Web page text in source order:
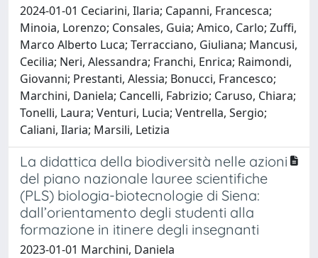
2024-01-01 Ceciarini, Ilaria; Capanni, Francesca;
Minoia, Lorenzo; Consales, Guia; Amico, Carlo; Zuffi,
Marco Alberto Luca; Terracciano, Giuliana; Mancusi,
Cecilia; Neri, Alessandra; Franchi, Enrica; Raimondi,
Giovanni; Prestanti, Alessia; Bonucci, Francesco;
Marchini, Daniela; Cancelli, Fabrizio; Caruso, Chiara;
Tonelli, Laura; Venturi, Lucia; Ventrella, Sergio;
Caliani, Ilaria; Marsili, Letizia
La didattica della biodiversità nelle azioni
del piano nazionale lauree scientifiche
(PLS) biologia-biotecnologie di Siena:
dall’orientamento degli studenti alla
formazione in itinere degli insegnanti
2023-01-01 Marchini, Daniela